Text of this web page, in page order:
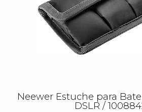
Neewer Estuche para
DSLR /